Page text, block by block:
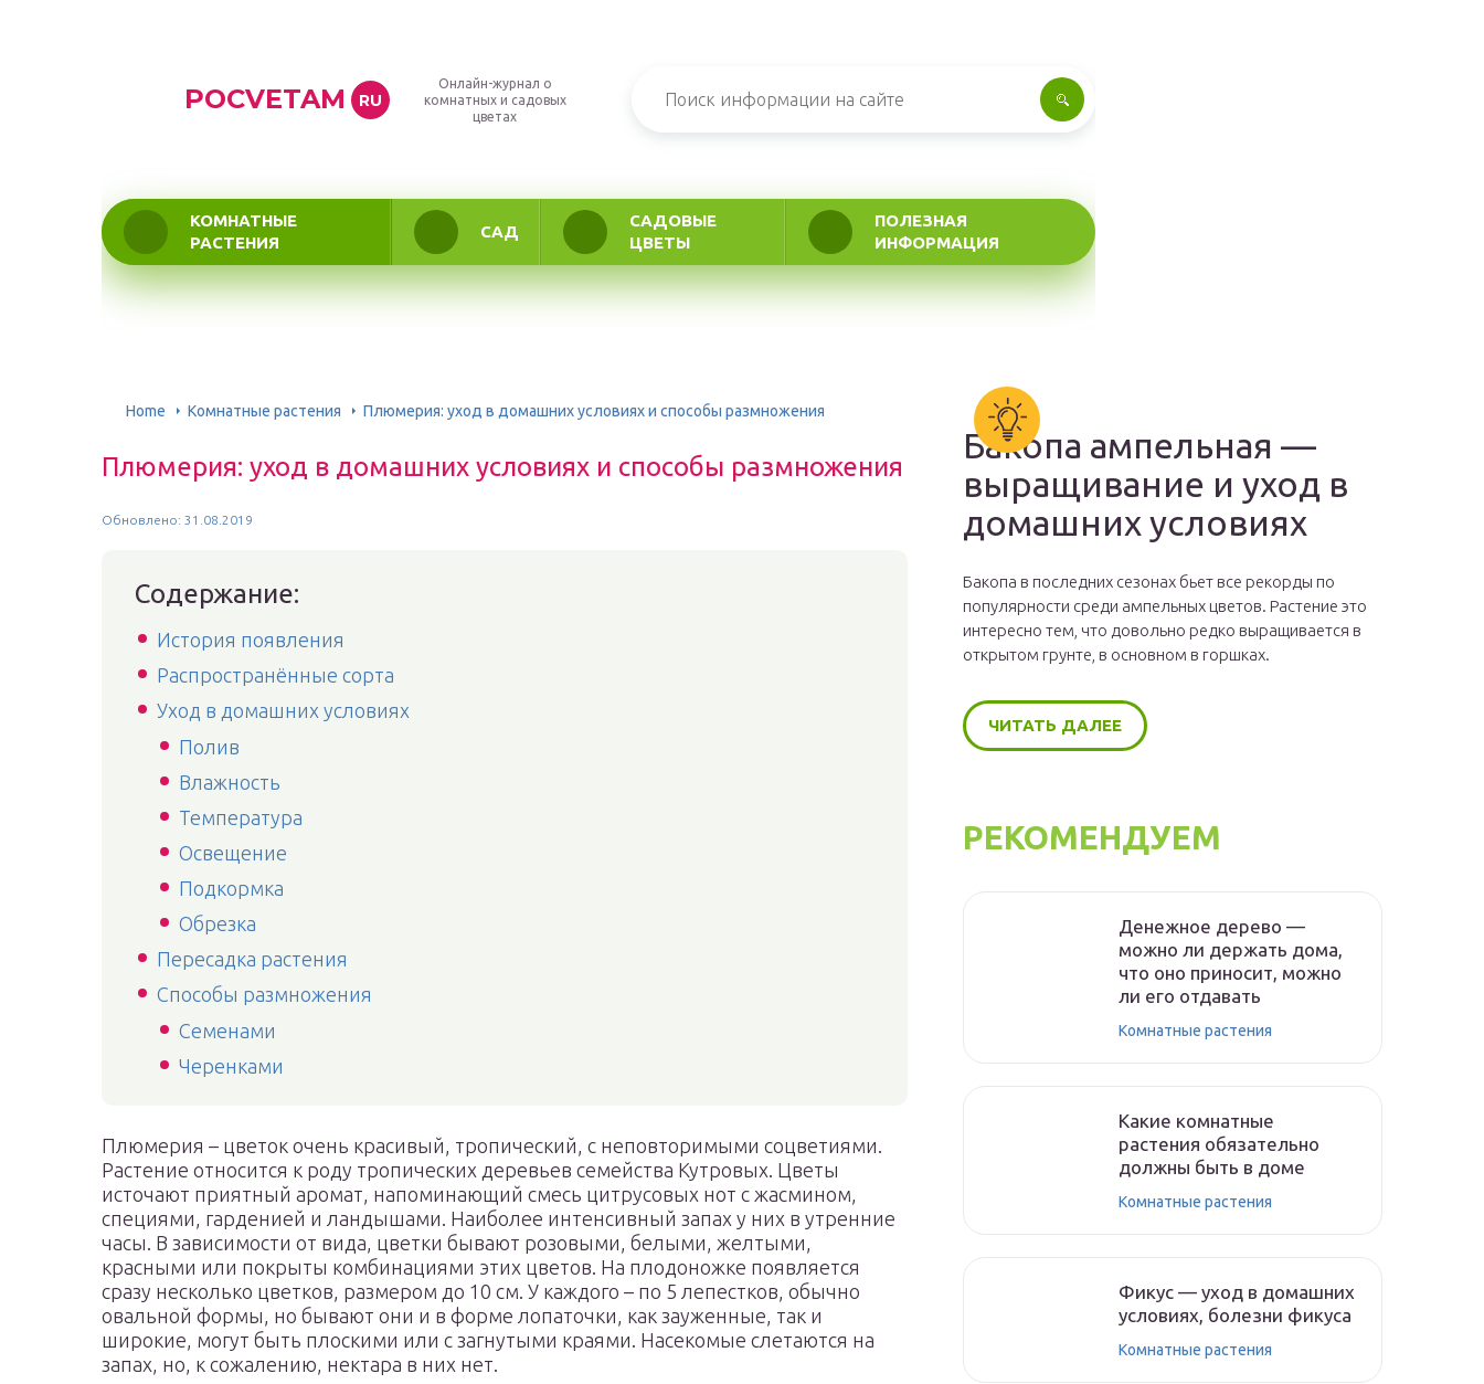
POCVETAM RU
Онлайн-журнал о
комнатных и садовых
цветах
КОМНАТНЫЕ
РАСТЕНИЯ
САД
САДОВЫЕ
ЦВЕТЫ
ПОЛЕЗНАЯ
ИНФОРМАЦИЯ
Home Комнатные растения Плюмерия: уход в домашних условиях и способы размножения
Плюмерия: уход в домашних условиях и способы размножения
Обновлено: 31.08.2019
Содержание:
История появления
Распространённые сорта
Уход в домашних условиях
Полив
Влажность
Температура
Освещение
Подкормка
Обрезка
Пересадка растения
Способы размножения
Семенами
Черенками
Плюмерия – цветок очень красивый, тропический, с неповторимыми соцветиями.
Растение относится к роду тропических деревьев семейства Кутровых. Цветы
источают приятный аромат, напоминающий смесь цитрусовых нот с жасмином,
специями, гарденией и ландышами. Наиболее интенсивный запах у них в утренние
часы. В зависимости от вида, цветки бывают розовыми, белыми, желтыми,
красными или покрыты комбинациями этих цветов. На плодоножке появляется
сразу несколько цветков, размером до 10 см. У каждого – по 5 лепестков, обычно
овальной формы, но бывают они и в форме лопаточки, как зауженные, так и
широкие, могут быть плоскими или с загнутыми краями. Насекомые слетаются на
запах, но, к сожалению, нектара в них нет.
Бакопа ампельная —
выращивание и уход в
домашних условиях
Бакопа в последних сезонах бьет все рекорды по
популярности среди ампельных цветов. Растение это
интересно тем, что довольно редко выращивается в
открытом грунте, в основном в горшках.
ЧИТАТЬ ДАЛЕЕ
РЕКОМЕНДУЕМ
Денежное дерево —
можно ли держать дома,
что оно приносит, можно
ли его отдавать
Комнатные растения
Какие комнатные
растения обязательно
должны быть в доме
Комнатные растения
Фикус — уход в домашних
условиях, болезни фикуса
Комнатные растения